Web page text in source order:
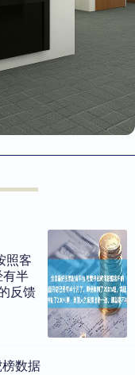
照客
半
反馈
数据